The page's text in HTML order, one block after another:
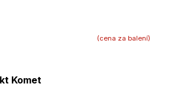
(cena za balení)
Komet